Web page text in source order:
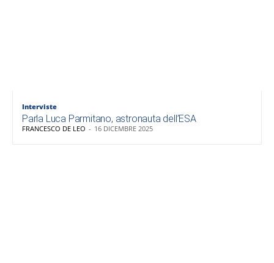
Interviste
Parla Luca Parmitano, astronauta dell’ESA
FRANCESCO DE LEO - 16 DICEMBRE 2025